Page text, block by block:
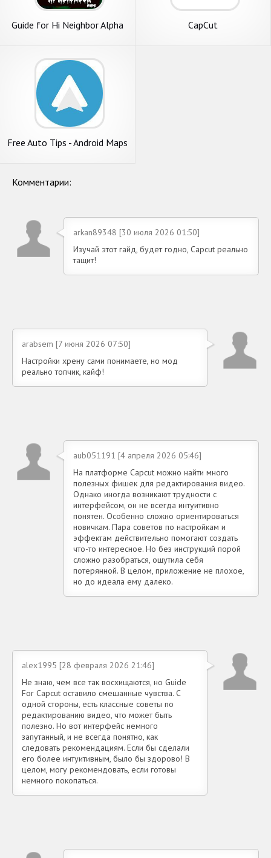
Guide for Hi Neighbor Alpha CapCut
Free Auto Tips - Android Maps
Комментарии:
arkan89348 [30 июля 2026 01:50]
Изучай этот гайд, будет годно, Capcut реально
тащит!
arabsem [7 июня 2026 07:50]
Настройки хрену сами понимаете, но мод
реально топчик, кайф!
aub051191 [4 апреля 2026 05:46]
На платформе Capcut можно найти много
полезных фишек для редактирования видео.
Однако иногда возникают трудности с
интерфейсом, он не всегда интуитивно
понятен. Особенно сложно ориентироваться
новичкам. Пара советов по настройкам и
эффектам действительно помогают создать
что-то интересное. Но без инструкций порой
сложно разобраться, ощутила себя
потерянной. В целом, приложение не плохое,
но до идеала ему далеко.
alex1995 [28 февраля 2026 21:46]
Не знаю, чем все так восхищаются, но Guide
For Capcut оставило смешанные чувства. С
одной стороны, есть классные советы по
редактированию видео, что может быть
полезно. Но вот интерфейс немного
запутанный, и не всегда понятно, как
следовать рекомендациям. Если бы сделали
его более интуитивным, было бы здорово! В
целом, могу рекомендовать, если готовы
немного покопаться.